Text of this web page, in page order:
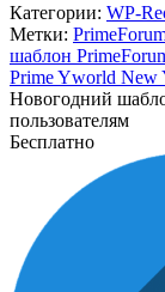
Категории: WP-
Метки:
шаблон
Prime Yworld New
Новогодний
пользователям
Бесплатно